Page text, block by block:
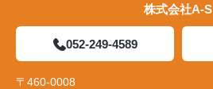
株式会社A-S
052-249-4589
〒460-0008